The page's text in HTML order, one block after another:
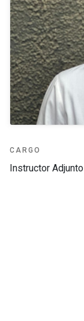
CARGO
Instructor Adjunto